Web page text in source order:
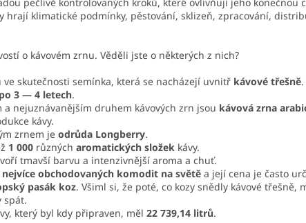
hrají klimatické podmínky, pěstování, sklizeň, zpracování,
o kávovém zrnu. Věděli jste o některých z nich?
ve skutečnosti semínka, která se nacházejí uvnitř kávové třešně.
3 — 4 letech.
a nejuznávanějším druhem kávových zrn jsou kávová zrna
kávy.
zrnem je odrůda Longberry.
1 000 různých aromatických složek kávy.
tmavší barvu a intenzivnější aroma a chuť.
nejvíce obchodovaných komodit na světě a její cena je často
pasák koz. Všiml si, že poté, co kozy snědly kávové
spát.
který byl kdy připraven, měl 22 739,14 litrů.